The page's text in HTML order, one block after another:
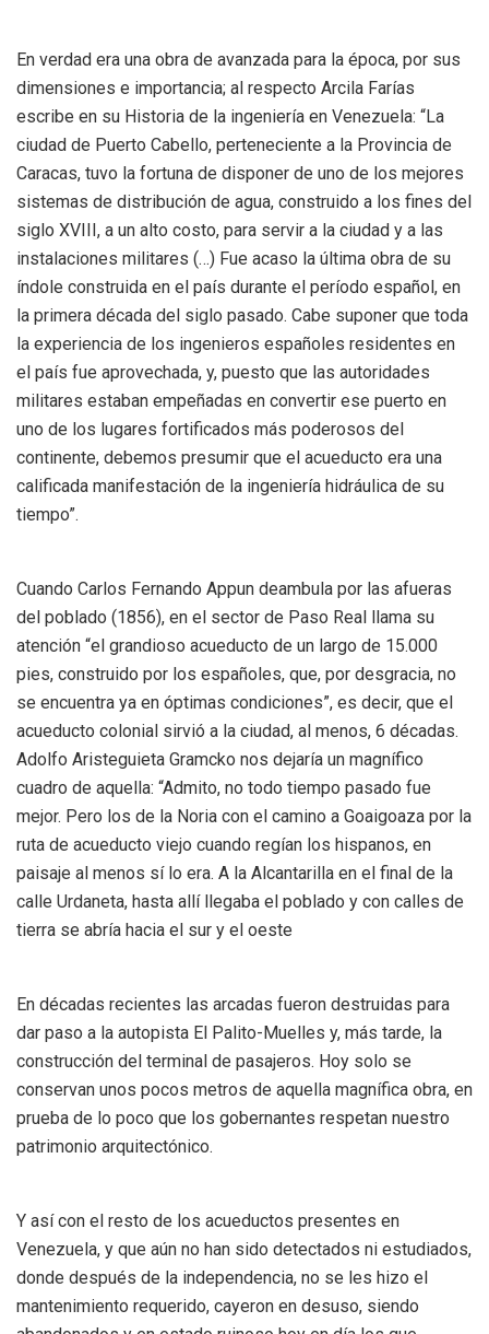
En verdad era una obra de avanzada para la época, por sus
dimensiones e importancia; al respecto Arcila Farías
escribe en su Historia de la ingeniería en Venezuela: “La
ciudad de Puerto Cabello, perteneciente a la Provincia de
Caracas, tuvo la fortuna de disponer de uno de los mejores
sistemas de distribución de agua, construido a los fines del
siglo XVIII, a un alto costo, para servir a la ciudad y a las
instalaciones militares (…) Fue acaso la última obra de su
índole construida en el país durante el período español, en
la primera década del siglo pasado. Cabe suponer que toda
la experiencia de los ingenieros españoles residentes en
el país fue aprovechada, y, puesto que las autoridades
militares estaban empeñadas en convertir ese puerto en
uno de los lugares fortificados más poderosos del
continente, debemos presumir que el acueducto era una
calificada manifestación de la ingeniería hidráulica de su
tiempo”.
Cuando Carlos Fernando Appun deambula por las afueras
del poblado (1856), en el sector de Paso Real llama su
atención “el grandioso acueducto de un largo de 15.000
pies, construido por los españoles, que, por desgracia, no
se encuentra ya en óptimas condiciones”, es decir, que el
acueducto colonial sirvió a la ciudad, al menos, 6 décadas.
Adolfo Aristeguieta Gramcko nos dejaría un magnífico
cuadro de aquella: “Admito, no todo tiempo pasado fue
mejor. Pero los de la Noria con el camino a Goaigoaza por la
ruta de acueducto viejo cuando regían los hispanos, en
paisaje al menos sí lo era. A la Alcantarilla en el final de la
calle Urdaneta, hasta allí llegaba el poblado y con calles de
tierra se abría hacia el sur y el oeste
En décadas recientes las arcadas fueron destruidas para
dar paso a la autopista El Palito-Muelles y, más tarde, la
construcción del terminal de pasajeros. Hoy solo se
conservan unos pocos metros de aquella magnífica obra, en
prueba de lo poco que los gobernantes respetan nuestro
patrimonio arquitectónico.
Y así con el resto de los acueductos presentes en
Venezuela, y que aún no han sido detectados ni estudiados,
donde después de la independencia, no se les hizo el
mantenimiento requerido, cayeron en desuso, siendo